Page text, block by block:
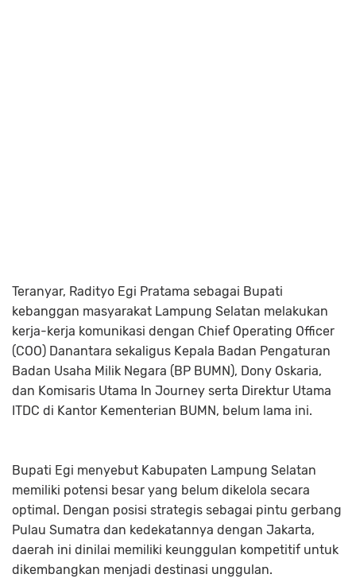
Teranyar, Radityo Egi Pratama sebagai Bupati
kebanggan masyarakat Lampung Selatan melakukan
kerja-kerja komunikasi dengan Chief Operating Officer
(COO) Danantara sekaligus Kepala Badan Pengaturan
Badan Usaha Milik Negara (BP BUMN), Dony Oskaria,
dan Komisaris Utama In Journey serta Direktur Utama
ITDC di Kantor Kementerian BUMN, belum lama ini.
Bupati Egi menyebut Kabupaten Lampung Selatan
memiliki potensi besar yang belum dikelola secara
optimal. Dengan posisi strategis sebagai pintu gerbang
Pulau Sumatra dan kedekatannya dengan Jakarta,
daerah ini dinilai memiliki keunggulan kompetitif untuk
dikembangkan menjadi destinasi unggulan.